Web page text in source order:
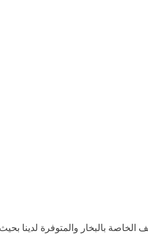
بالبخار والمتوفرة لدينا